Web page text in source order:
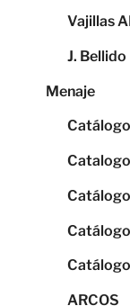
Vajillas
J. Bellido
Menaje
ARCOS